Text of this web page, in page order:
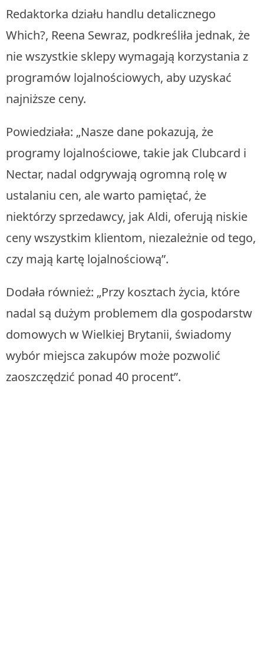
Redaktorka działu handlu detalicznego
Which?, Reena Sewraz, podkreśliła jednak, że
nie wszystkie sklepy wymagają korzystania z
programów lojalnościowych, aby uzyskać
najniższe ceny.
Powiedziała: „Nasze dane pokazują, że
programy lojalnościowe, takie jak Clubcard i
Nectar, nadal odgrywają ogromną rolę w
ustalaniu cen, ale warto pamiętać, że
niektórzy sprzedawcy, jak Aldi, oferują niskie
ceny wszystkim klientom, niezależnie od tego,
czy mają kartę lojalnościową”.
Dodała również: „Przy kosztach życia, które
nadal są dużym problemem dla gospodarstw
domowych w Wielkiej Brytanii, świadomy
wybór miejsca zakupów może pozwolić
zaoszczędzić ponad 40 procent”.